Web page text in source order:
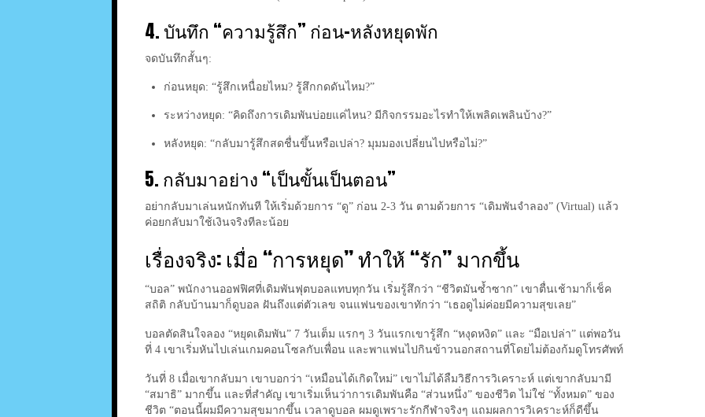
4. บันทึก “ความรู้สึก” ก่อน-หลังหยุดพัก
จดบันทึกสั้นๆ:
ก่อนหยุด: “รู้สึกเหนื่อยไหม? รู้สึกกดดันไหม?”
ระหว่างหยุด: “คิดถึงการเดิมพันบ่อยแค่ไหน? มีกิจกรรมอะไรทำให้เพลิดเพลินบ้าง?”
หลังหยุด: “กลับมารู้สึกสดชื่นขึ้นหรือเปล่า? มุมมองเปลี่ยนไปหรือไม่?”
5. กลับมาอย่าง “เป็นขั้นเป็นตอน”
อย่ากลับมาเล่นหนักทันที ให้เริ่มด้วยการ “ดู” ก่อน 2-3 วัน ตามด้วยการ “เดิมพันจำลอง” (Virtual) แล้ว
ค่อยกลับมาใช้เงินจริงทีละน้อย
เรื่องจริง: เมื่อ “การหยุด” ทำให้ “รัก” มากขึ้น
“บอล” พนักงานออฟฟิศที่เดิมพันฟุตบอลแทบทุกวัน เริ่มรู้สึกว่า “ชีวิตมันซ้ำซาก” เขาตื่นเช้ามาก็เช็ค
สถิติ กลับบ้านมาก็ดูบอล ฝันถึงแต่ตัวเลข จนแฟนของเขาทักว่า “เธอดูไม่ค่อยมีความสุขเลย”
บอลตัดสินใจลอง “หยุดเดิมพัน” 7 วันเต็ม แรกๆ 3 วันแรกเขารู้สึก “หงุดหงิด” และ “มือเปล่า” แต่พอวัน
ที่ 4 เขาเริ่มหันไปเล่นเกมคอนโซลกับเพื่อน และพาแฟนไปกินข้าวนอกสถานที่โดยไม่ต้องก้มดูโทรศัพท์
วันที่ 8 เมื่อเขากลับมา เขาบอกว่า “เหมือนได้เกิดใหม่” เขาไม่ได้ลืมวิธีการวิเคราะห์ แต่เขากลับมามี
“สมาธิ” มากขึ้น และที่สำคัญ เขาเริ่มเห็นว่าการเดิมพันคือ “ส่วนหนึ่ง” ของชีวิต ไม่ใช่ “ทั้งหมด” ของ
ชีวิต “ตอนนี้ผมมีความสุขมากขึ้น เวลาดูบอล ผมดูเพราะรักกีฬาจริงๆ แถมผลการวิเคราะห์ก็ดีขึ้น